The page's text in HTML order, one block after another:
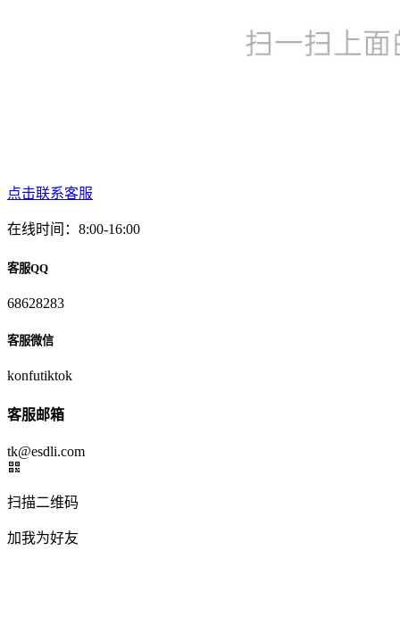
点击联系客服
在线时间：8:00-16:00
客服QQ
68628283
客服微信
konfutiktok
客服邮箱
tk@esdli.com
扫描二维码
加我为好友